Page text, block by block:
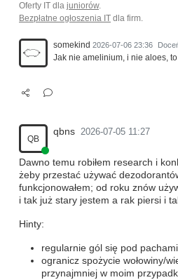
Oferty IT dla juniorów.
Bezpłatne ogłoszenia IT dla firm.
somekind 2026-07-06 23:36
Jak nie amelinium, i nie aloes,
QB
qbns 2026-07-05 11:27
Dawno temu robiłem research i
żeby przestać używać
funkcjonowałem; od roku znów
i tak już stary jestem a rak piersi i
Hinty:
regularnie gól się pod pachami
ogranicz spożycie wołowiny/
przynajmniej w moim